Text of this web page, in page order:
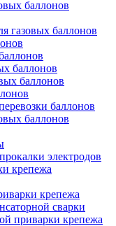
баллонов
газовых баллонов
баллонов
баллонов
баллонов
баллонов
электродов
крепежа
крепежа
сварки
приварки крепежа